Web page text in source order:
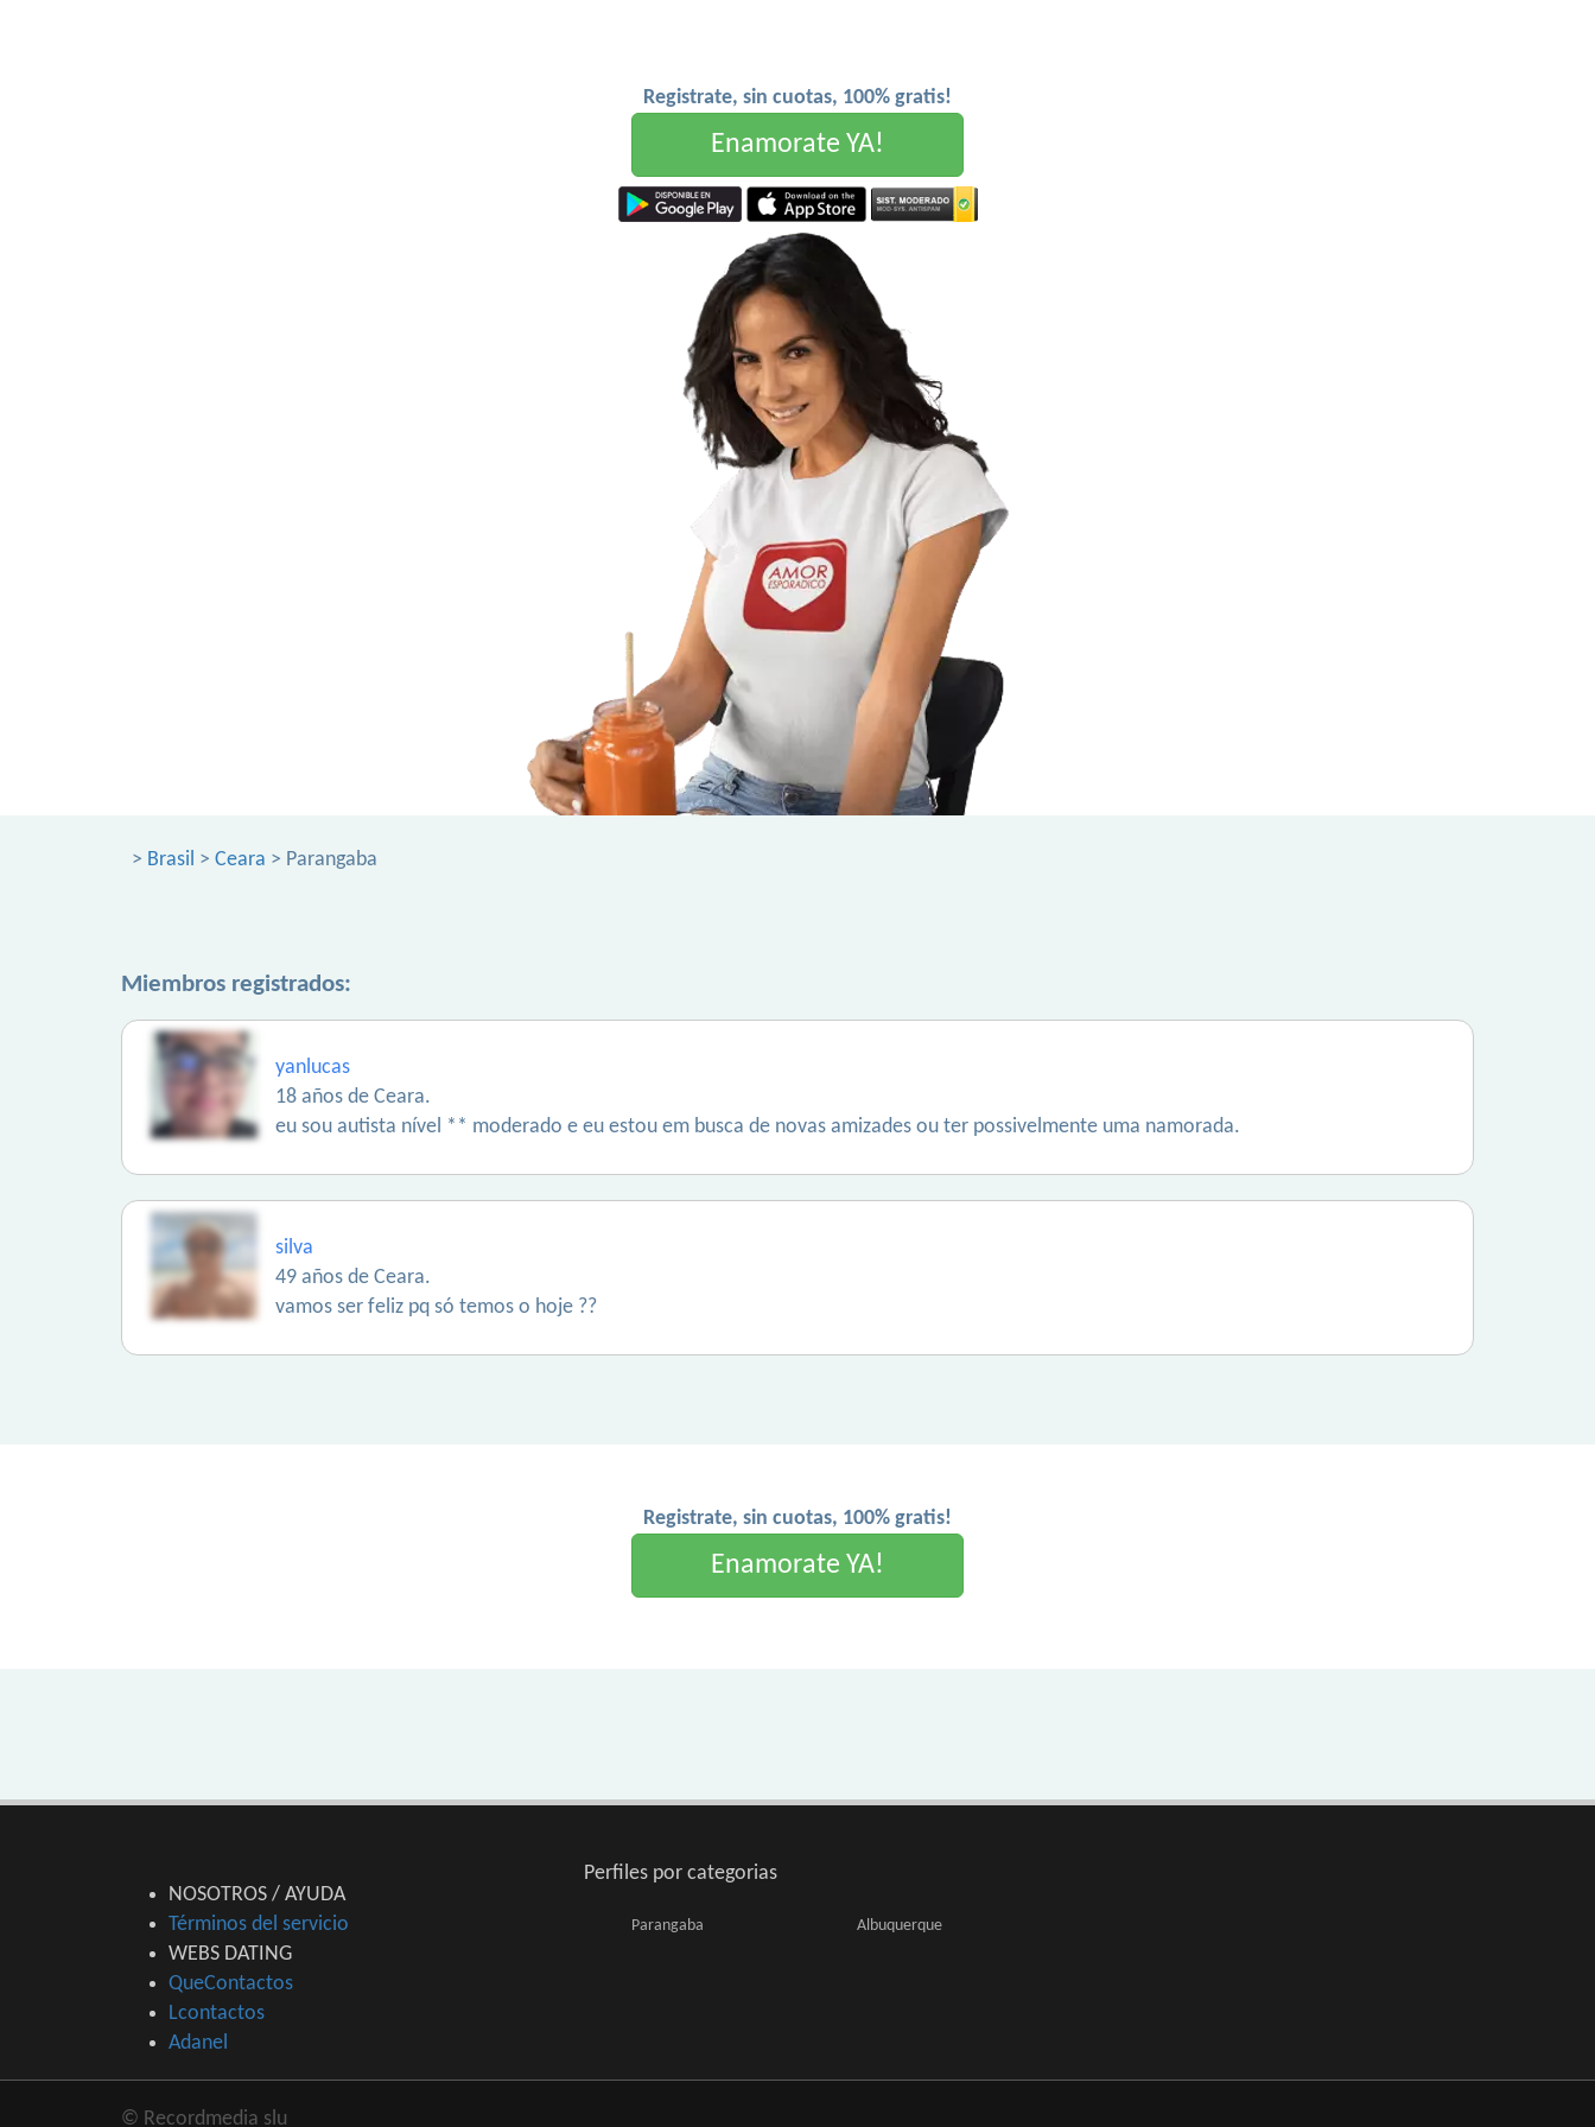
Registrate, sin cuotas, 100% gratis!
Enamorate YA!
> Brasil > Ceara > Parangaba
Miembros registrados:
yanlucas
18 años de Ceara.
eu sou autista nível ** moderado e eu estou em busca de novas amizades ou ter possivelmente uma namorada.
silva
49 años de Ceara.
vamos ser feliz pq só temos o hoje ??
Registrate, sin cuotas, 100% gratis!
Enamorate YA!
NOSOTROS / AYUDA
Términos del servicio
WEBS DATING
QueContactos
Lcontactos
Adanel
Perfiles por categorias
Parangaba Albuquerque
© Recordmedia slu